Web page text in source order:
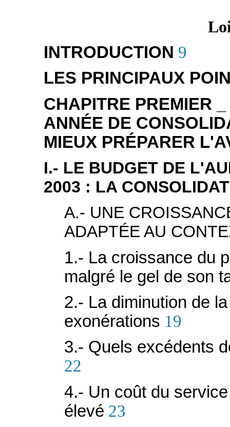
INTRODUCTION 9
LES PRINCIPAUX
CHAPITRE PREMIER
ANNÉE DE
MIEUX PRÉPARER
I.- LE BUDGET DE
2003 : LA
A.- UNE
ADAPTÉE AU
1.- La croissance du
malgré le gel de son
2.- La diminution de
exonérations 19
3.- Quels excédents
22
4.- Un coût du
élevé 23